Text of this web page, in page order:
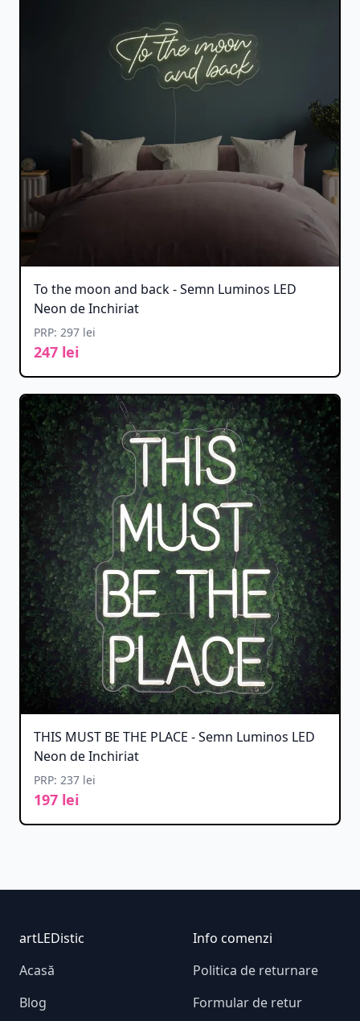
To the moon and back - Semn Luminos LED
Neon de Inchiriat
PRP: 297 lei
247 lei
THIS MUST BE THE PLACE - Semn Luminos LED
Neon de Inchiriat
PRP: 237 lei
197 lei
Footer
artLEDistic
Acasă
Blog
Info comenzi
Politica de returnare
Formular de retur